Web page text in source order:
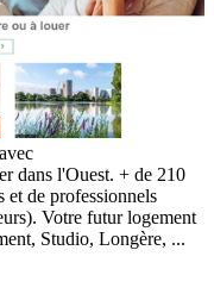
dans l'Ouest. + de 210
et de professionnels
Votre futur logement
Studio, Longère, ...